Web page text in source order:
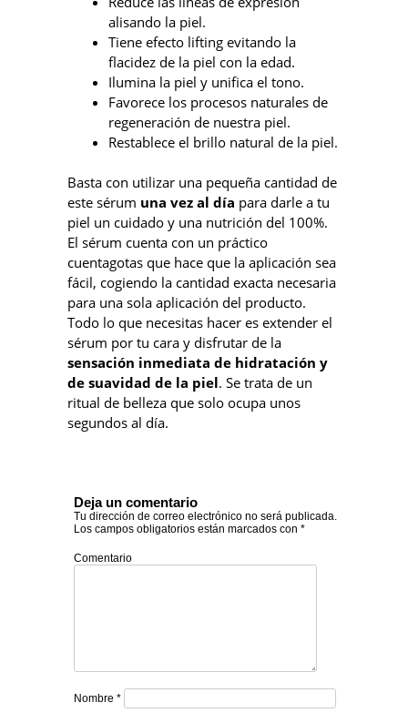
alisando la piel.
Tiene efecto lifting evitando la
flacidez de la piel con la edad.
Ilumina la piel y unifica el tono.
Favorece los procesos naturales de
regeneración de nuestra piel.
Restablece el brillo natural de la piel.
Basta con utilizar una pequeña cantidad de
este sérum una vez al día para darle a tu
piel un cuidado y una nutrición del 100%.
El sérum cuenta con un práctico
cuentagotas que hace que la aplicación sea
fácil, cogiendo la cantidad exacta necesaria
para una sola aplicación del producto.
Todo lo que necesitas hacer es extender el
sérum por tu cara y disfrutar de la
sensación inmediata de hidratación y
de suavidad de la piel. Se trata de un
ritual de belleza que solo ocupa unos
segundos al día.
Deja un comentario
Tu dirección de correo electrónico no será publicada.
Los campos obligatorios están marcados con *
Comentario
Nombre *